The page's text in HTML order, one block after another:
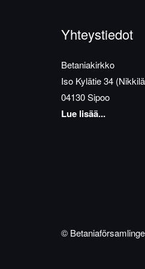
Yhteystiedot
Betaniakirkko
Iso Kylätie 34
04130 Sipoo
Lue lisää...
©